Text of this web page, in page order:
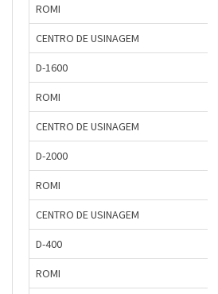
ROMI
CENTRO DE USINAGEM
D-1600
ROMI
CENTRO DE USINAGEM
D-2000
ROMI
CENTRO DE USINAGEM
D-400
ROMI